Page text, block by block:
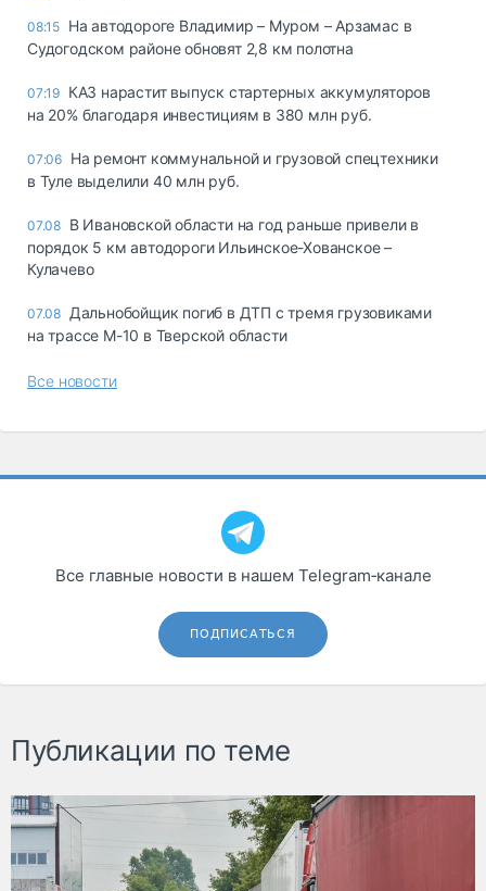
08:15 На автодороге Владимир – Муром – Арзамас в
Судогодском районе обновят 2,8 км полотна
07:19 КАЗ нарастит выпуск стартерных аккумуляторов
на 20% благодаря инвестициям в 380 млн руб.
07:06 На ремонт коммунальной и грузовой спецтехники
в Туле выделили 40 млн руб.
07.08 В Ивановской области на год раньше привели в
порядок 5 км автодороги Ильинское-Хованское –
Кулачево
07.08 Дальнобойщик погиб в ДТП с тремя грузовиками
на трассе М-10 в Тверской области
Все новости
Все главные новости в нашем Telegram‑канале
ПОДПИСАТЬСЯ
Публикации по теме